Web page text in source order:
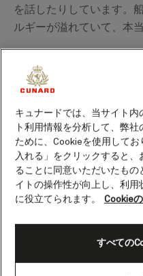
を話したりしています。
ルギーが溢れていて、本
Dame Zandra Rhodes' catwalk
Cunard's Queen Mary 2 (2016)
キュナードでは、当サイト内
ト利用情報を分析して、弊
ために、Cookieを使用して
入れる」をクリックすると
ることに同意いただいたも
イトの操作性が向上し、利
に役立てられます。
Cookie
すべての